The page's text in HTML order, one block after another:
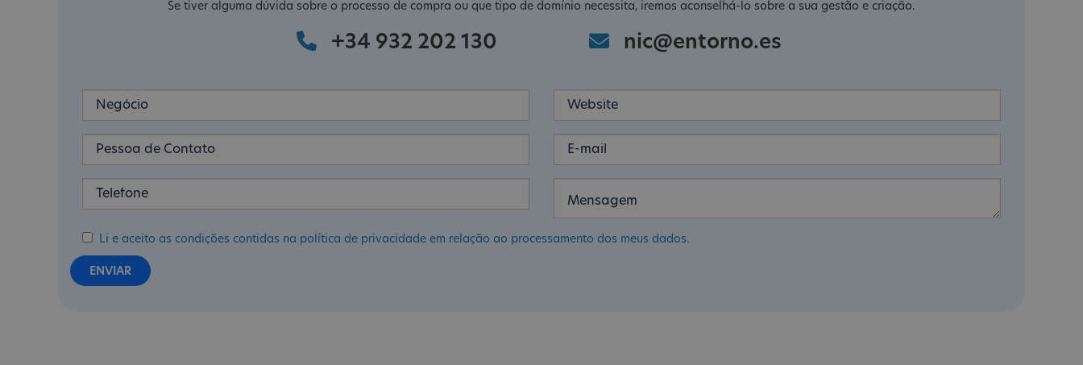
Se tiver alguma dúvida sobre o processo de compra ou que tipo de domínio necessita, iremos aconselhá-lo sobre a sua gestão e criação.
+34 932 202 130 nic@entorno.es
Li e aceito as condições contidas na política de privacidade em relação ao processamento dos meus dados.